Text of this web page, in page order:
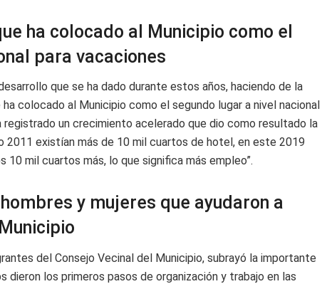
ha colocado al Municipio como el
para vacaciones
que se ha dado durante estos años, haciendo de la
colocado al Municipio como el segundo lugar a nivel nacional
registrado un crecimiento acelerado que dio como resultado la
2011 existían más de 10 mil cuartos de hotel, en este 2019
10 mil cuartos más, lo que significa más empleo”.
y mujeres que ayudaron a
del Consejo Vecinal del Municipio, subrayó la importante
dieron los primeros pasos de organización y trabajo en las